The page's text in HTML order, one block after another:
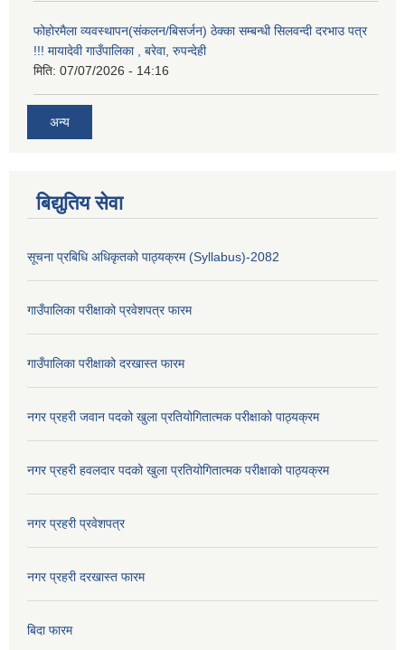
फोहोरमैला व्यवस्थापन(संकलन/बिसर्जन) ठेक्का सम्बन्धी सिलवन्दी दरभाउ पत्र
!!! मायादेवी गाउँपालिका , बरेवा, रुपन्देही
मिति: 07/07/2026 - 14:16
अन्य
बिद्युतिय सेवा
सूचना प्रबिधि अधिकृतको पाठ्यक्रम (Syllabus)-2082
गाउँपालिका परीक्षाको प्रवेशपत्र फारम
गाउँपालिका परीक्षाको दरखास्त फारम
नगर प्रहरी जवान पदको खुला प्रतियोगितात्मक परीक्षाको पाठ्यक्रम
नगर प्रहरी हवलदार पदको खुला प्रतियोगितात्मक परीक्षाको पाठ्यक्रम
नगर प्रहरी प्रवेशपत्र
नगर प्रहरी दरखास्त फारम
बिदा फारम